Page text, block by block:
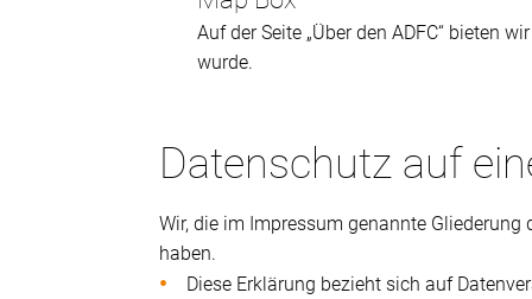
Auf der Seite „Über den ADFC“ bieten
wurde.
Datenschutz auf
Wir, die im Impressum genannte
haben.
Diese Erklärung bezieht sich auf